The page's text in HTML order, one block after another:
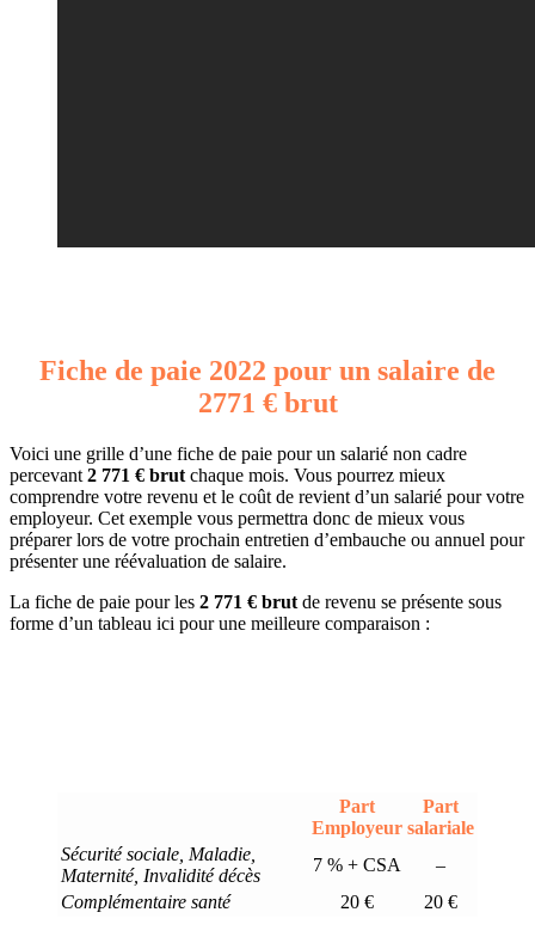
Fiche de paie 2022 pour un salaire de
2771 € brut
Voici une grille d’une fiche de paie pour un salarié non cadre
percevant 2 771 € brut chaque mois. Vous pourrez mieux
comprendre votre revenu et le coût de revient d’un salarié pour votre
employeur. Cet exemple vous permettra donc de mieux vous
préparer lors de votre prochain entretien d’embauche ou annuel pour
présenter une réévaluation de salaire.
La fiche de paie pour les 2 771 € brut de revenu se présente sous
forme d’un tableau ici pour une meilleure comparaison :
Part
Employeur
Part
salariale
Sécurité sociale, Maladie,
Maternité, Invalidité décès
7 % + CSA
–
Complémentaire santé
20 € 20 €